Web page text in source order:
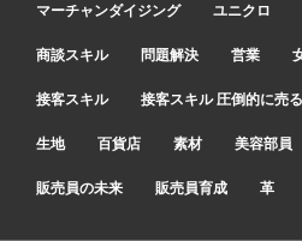
マーチャンダイジング ユニクロ
商談スキル 問題解決 営業
接客スキル 接客スキル 圧倒的に売
生地 百貨店 素材 美容部員
販売員の未来 販売員育成 革